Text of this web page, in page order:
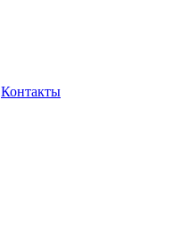
Контакты